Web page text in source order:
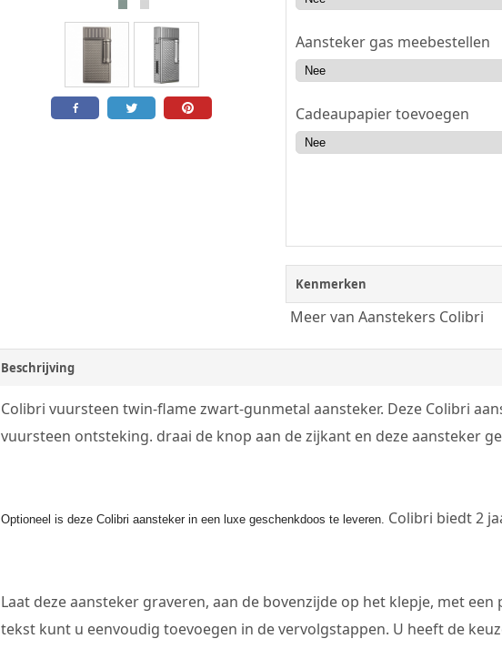
Aansteker gas meebestellen
Cadeaupapier toevoegen
Kenmerken
Meer van Aanstekers Colibri
Beschrijving
Colibri vuursteen twin-flame zwart-gunmetal aansteker. Deze Colibri
vuursteen ontsteking. draai de knop aan de zijkant en deze aansteker
Optioneel is deze Colibri aansteker in een luxe geschenkdoos te leveren. Colibri biedt 2
Laat deze aansteker graveren, aan de bovenzijde op het klepje, met
tekst kunt u eenvoudig toevoegen in de vervolgstappen. U heeft de